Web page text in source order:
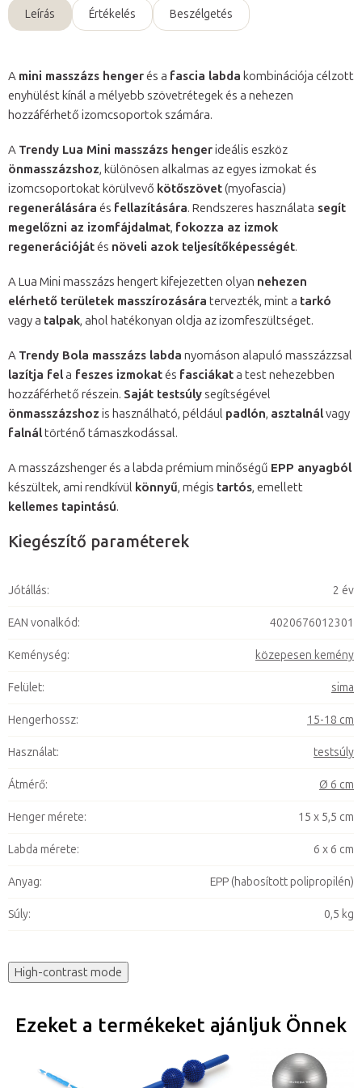
Leírás Értékelés Beszélgetés
A mini masszázs hengerés a fascia labda kombinációja célzott
enyhülést kínál a mélyebb szövetrétegek és a nehezen
hozzáférhető izomcsoportok számára.
A Trendy Lua Mini masszázs hengerideális eszköz
önmasszázshoz, különösen alkalmas az egyes izmokat és
izomcsoportokat körülvevő kötőszövet(myofascia)
regenerálására és fellazítására. Rendszeres használata segít
megelőzni az izomfájdalmat, fokozza az izmok
regenerációjátés növeli azok teljesítőképességét.
A Lua Mini masszázs hengert kifejezetten olyan nehezen
elérhető területek masszírozására tervezték, mint a tarkó
vagy a talpak, ahol hatékonyan oldja az izomfeszültséget.
A Trendy Bola masszázs labda nyomáson alapuló masszázzsal
lazítja fela feszes izmokatés fasciákata test nehezebben
hozzáférhető részein. Saját testsúlysegítségével
önmasszázshoz is használható, például padlón, asztalnálvagy
falnáltörténő támaszkodással.
A masszázshenger és a labda prémium minőségű EPP anyagból
készültek, ami rendkívül könnyű, mégis tartós, emellett
kellemes tapintású.
Kiegészítő paraméterek
Jótállás: 2 év
EAN vonalkód: 4020676012301
Keménység: közepesen kemény
Felület: sima
Hengerhossz: 15-18 cm
Használat: testsúly
Átmérő: Ø 6 cm
Henger mérete: 15 x 5,5 cm
Labda mérete: 6 x 6 cm
Anyag: EPP (habosított polipropilén)
Súly: 0,5 kg
High-contrast mode
Ezeket a termékeket ajánljuk Önnek